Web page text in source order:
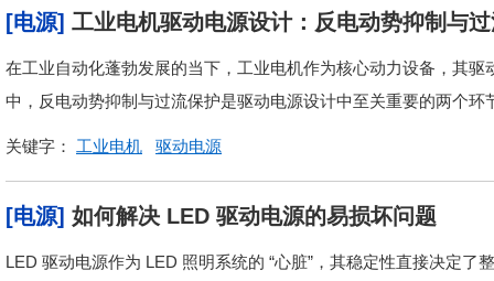
[电源] 工业电机驱动电源设计：反电动势抑制与
在工业自动化蓬勃发展的当下，工业电机作为核心动力设备，其
中，反电动势抑制与过流保护是驱动电源设计中至关重要的两个
关键字： 工业电机 驱动电源
[电源] 如何解决 LED 驱动电源的易损坏问题
LED 驱动电源作为 LED 照明系统的 “心脏”，其稳定性直接决定